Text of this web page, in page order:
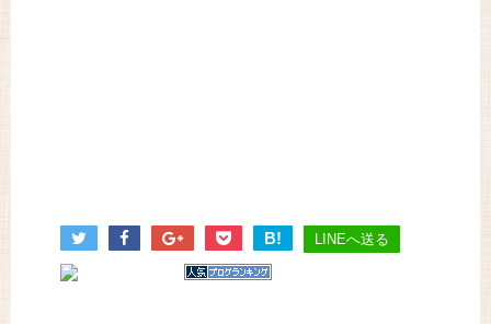
B! LINEへ送る